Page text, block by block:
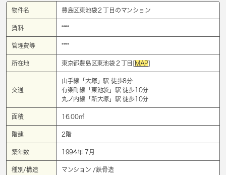
物件名 豊島区東池袋２丁目のマンション
賃料 ****
管理費等 ****
所在地 東京都豊島区東池袋２丁目[MAP]
交通
山手線「 大塚」駅 徒歩8分
有楽町線「 東池袋 」駅 徒歩10分
丸ノ内線「 新大塚 」駅 徒歩10分
面積 16.00㎡
階建 2階
築年数 1994年 7月
種別/構造 マンション /鉄骨造